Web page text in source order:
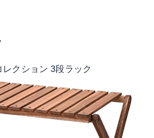
クション 3段ラック